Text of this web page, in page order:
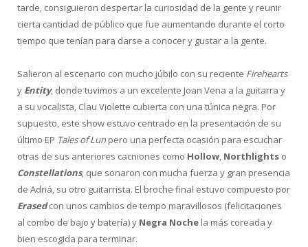
tarde, consiguieron despertar la curiosidad de la gente y reunir
cierta cantidad de público que fue aumentando durante el corto
tiempo que tenían para darse a conocer y gustar a la gente.
Salieron al escenario con mucho júbilo con su reciente Firehearts
y Entity, donde tuvimos a un excelente Joan Vena a la guitarra y
a su vocalista, Clau Violette cubierta con una túnica negra. Por
supuesto, este show estuvo centrado en la presentación de su
último EP Tales of Lun pero una perfecta ocasión para escuchar
otras de sus anteriores cacniones como Hollow, Northlights o
Constellations, que sonaron con mucha fuerza y gran presencia
de Adriá, su otro guitarrista. El broche final estuvo compuesto por
Erasedcon unos cambios de tempo maravillosos (felicitaciones
al combo de bajo y batería) y Negra Noche la más coreada y
bien escogida para terminar.